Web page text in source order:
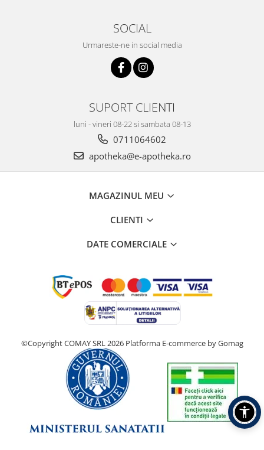
SOCIAL
Urmareste-ne in social media
SUPORT CLIENTI
luni - vineri 08-22 si sambata 08-13
0711064602
apotheka@e-apotheka.ro
MAGAZINUL MEU
CLIENTI
DATE COMERCIALE
©Copyright COMAY SRL 2026 Platforma E-commerce by Gomag